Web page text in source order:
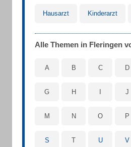
Hausarzt Kinderarzt
Alle Themen in Fleringen
A B C D
G H J
M N O P
S T U V